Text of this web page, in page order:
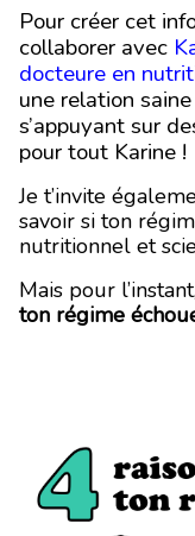
Pour créer cet
collaborer avec
docteure en
une relation
s’appuyant sur
pour tout Karine !
Je t’invite
savoir si ton
nutritionnel et
Mais pour
ton régime